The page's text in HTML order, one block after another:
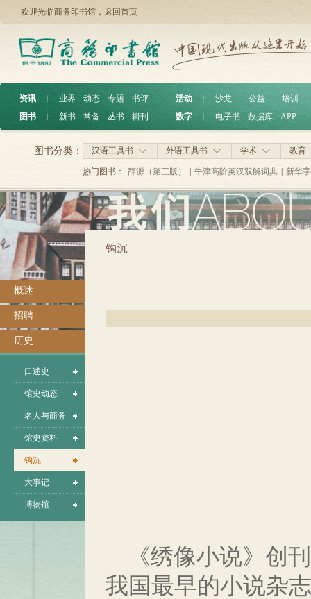
欢迎光临商务印书馆， 返回首页
资讯 ︱ 业界 动态 专题
书评
图书
︱ 新书 常备 丛书 辑刊
活动 沙龙 公益
培训
数字
电子书 数据库 APP
汉语工具书 外语工具书 学术 教育
图书分类：
热门图书： 辞源（第三版） 牛津高阶英汉双解词典 新华
概述
招聘
历史
口述史
馆史动态
名人与商务
馆史资料
钩沉
大事记
博物馆
钩沉
《绣像小说》创
我国最早的小说杂